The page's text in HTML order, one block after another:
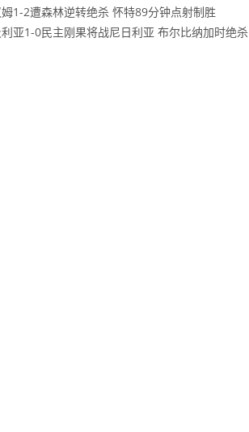
1-2遭森林逆转绝杀 怀特89分钟点射制胜
亚1-0民主刚果将战尼日利亚 布尔比纳加时绝杀